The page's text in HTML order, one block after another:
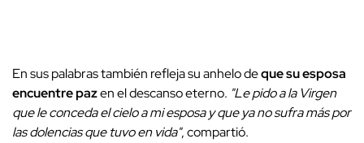
En sus palabras también refleja su anhelo deque su esposa
encuentre pazen el descanso eterno. "Le pido a la Virgen
que le conceda el cielo a mi esposa y que ya no sufra más por
las dolencias que tuvo en vida", compartió.